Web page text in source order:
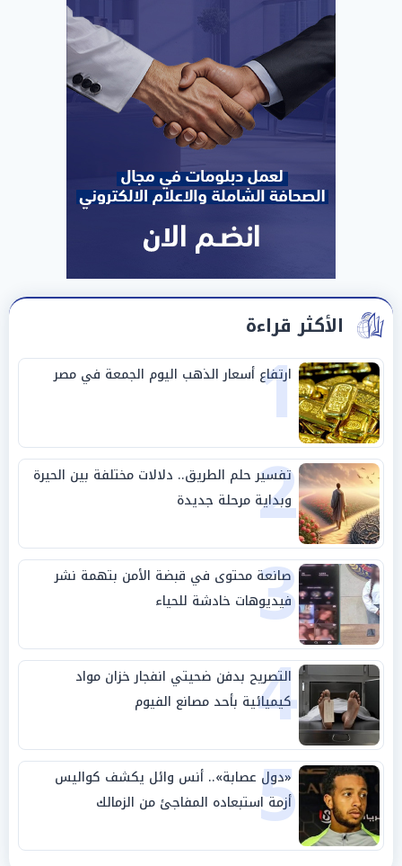
الأكثر قراءة
1
ارتفاع أسعار الذهب اليوم الجمعة في مصر
2
تفسير حلم الطريق.. دلالات مختلفة بين الحيرة
وبداية مرحلة جديدة
3
صانعة محتوى في قبضة الأمن بتهمة نشر
فيديوهات خادشة للحياء
4
التصريح بدفن ضحيتي انفجار خزان مواد
كيميائية بأحد مصانع الفيوم
5
«دول عصابة».. أنس وائل يكشف كواليس
أزمة استبعاده المفاجئ من الزمالك